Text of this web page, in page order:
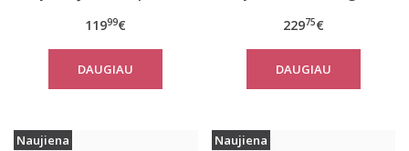
paltas Tom Tailor
29999
11999€
DAUGIAU
paltas 310050 6F32
22975€
DAUGIAU
Naujiena Naujiena